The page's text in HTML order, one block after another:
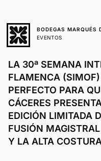
BODEGAS MARQUÉS
EVENTOS
LA 30ª SEMANA
FLAMENCA
PERFECTO PARA
CÁCERES
EDICIÓN LIMITADA
FUSIÓN
Y LA ALTA